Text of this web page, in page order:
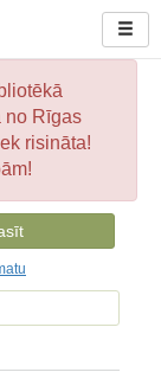
no Rīgas
risināta!